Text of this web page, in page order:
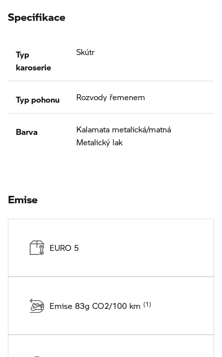
Specifikace
Typ
karoserie
Skútr
Typ pohonu Rozvody řemenem
Barva
Kalamata metalická/matná
Metalický lak
Emise
EURO 5
Emise 83g CO2/100 km